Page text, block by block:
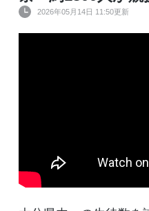
2026年05月14日 11:50更新